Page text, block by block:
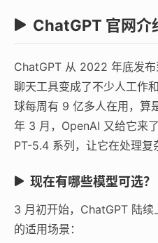
ChatGPT 官网介
ChatGPT 从 2022 年底发
聊天工具变成了不少人工作
球每周有 9 亿多人在用，算
年 3 月，OpenAI 又给它来
PT-5.4 系列，让它在处理复
现在有哪些模型可选？
3 月初开始，ChatGPT 陆
的适用场景：